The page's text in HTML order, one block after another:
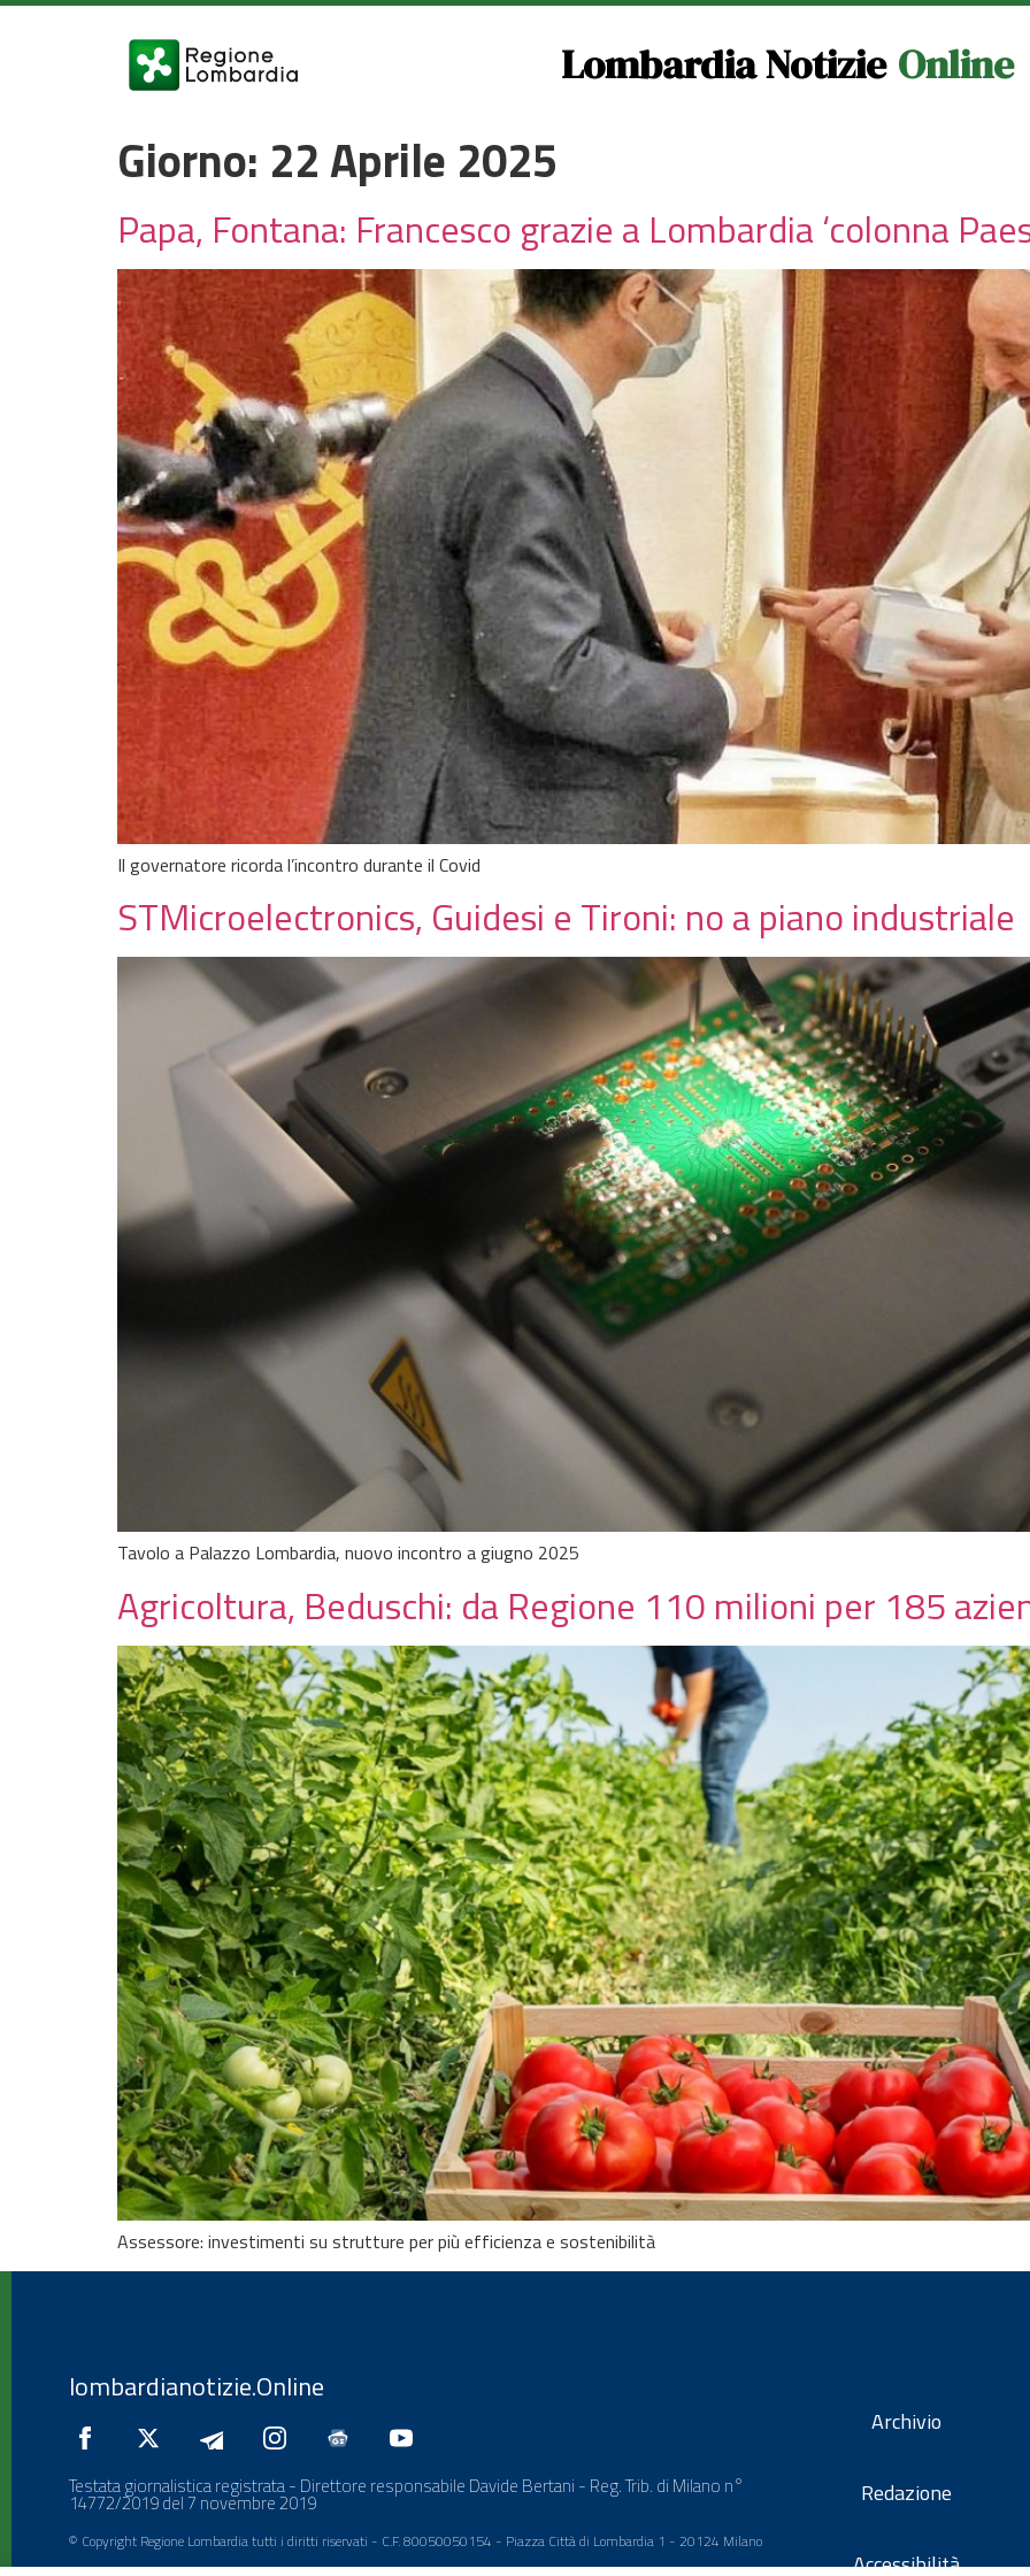
Lombardia Notizie Online
Giorno: 22 Aprile 2025
Papa, Fontana: Francesco grazie a Lombardia ‘colonna
Il governatore ricorda l’incontro durante il Covid
STMicroelectronics, Guidesi e Tironi: no a piano industriale
Tavolo a Palazzo Lombardia, nuovo incontro a giugno 2025
Agricoltura, Beduschi: da Regione 110 milioni per 185
Assessore: investimenti su strutture per più efficienza e sostenibilità
lombardianotizie.Online
Testata giornalistica registrata - Direttore responsabile Davide Bertani - Reg. Trib. di Milano n°
14772/2019 del 7 novembre 2019
© Copyright Regione Lombardia tutti i diritti riservati - C.F. 80050050154 - Piazza Città di Lombardia 1 - 20124 Milano
Archivio
Redazione
Accessibilità